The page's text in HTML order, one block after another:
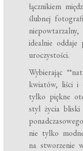
łącznikiem
ślubnej
idealnie
uroczystości.
Wybierając
kwiatów, liści i
tylko piękne
styl życia bliski
nie tylko
na stworzenie